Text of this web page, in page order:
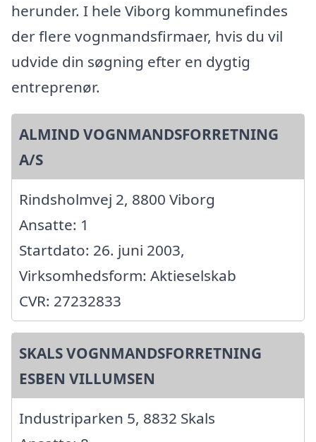
herunder. I hele Viborg kommunefindes
der flere vognmandsfirmaer, hvis du vil
udvide din søgning efter en dygtig
entreprenør.
ALMIND VOGNMANDSFORRETNING
A/S
Rindsholmvej 2, 8800 Viborg
Ansatte: 1
Startdato: 26. juni 2003,
Virksomhedsform: Aktieselskab
CVR: 27232833
SKALS VOGNMANDSFORRETNING
ESBEN VILLUMSEN
Industriparken 5, 8832 Skals